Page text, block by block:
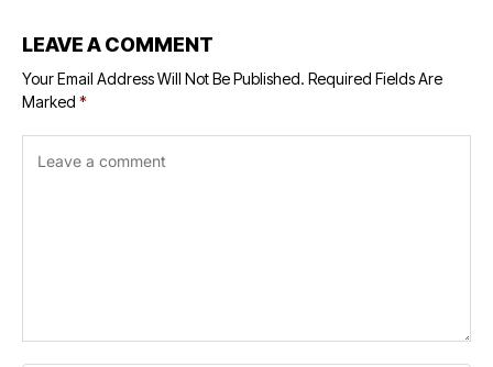
LEAVE A COMMENT
Your Email Address Will Not Be Published. Required Fields Are
Marked *